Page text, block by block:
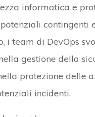
informatica e
contingenti
i team di DevOps
gestione della
protezione delle
incidenti.